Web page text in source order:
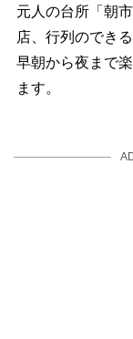
元人の台所「朝
店、行列のでき
早朝から夜まで
ます。